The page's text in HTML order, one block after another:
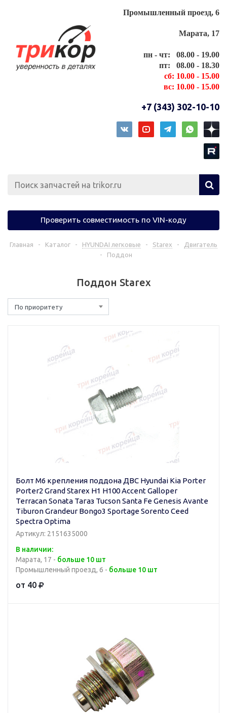
Промышленный проезд, 6
Марата, 17
пн - чт: 08.00 - 19.00
пт: 08.00 - 18.30
сб: 10.00 - 15.00
вс: 10.00 - 15.00
+7 (343) 302-10-10
Проверить совместимость по VIN-коду
Главная - Каталог - HYUNDAI легковые - Starex -
Двигатель
-
Поддон
Поддон Starex
По приоритету
Болт M6 крепления поддона ДВС Hyundai Kia Porter
Porter2 Grand Starex H1 H100 Accent Galloper
Terracan Sonata Тагаз Tucson Santa Fe Genesis Avante
Tiburon Grandeur Bongo3 Sportage Sorento Ceed
Spectra Optima
Артикул: 2151635000
В наличии:
Марата, 17 - больше 10 шт
Промышленный проезд, 6 - больше 10 шт
от 40